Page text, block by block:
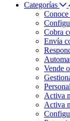
Categorías
Cobra
Envía
Vende
Activa
Activa